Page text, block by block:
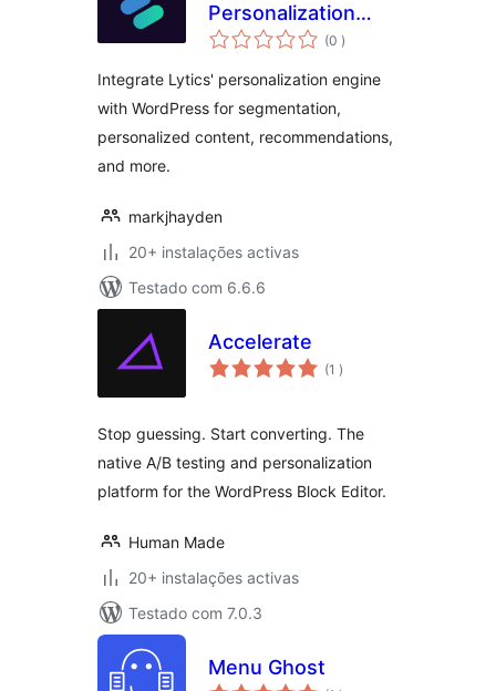
Personalization
Engine (Official)
(0 classificações
)
Integrate Lytics' personalization engine
with WordPress for segmentation,
personalized content, recommendations,
and more.
markjhayden
20+ instalações activas
Testado com 6.6.6
Accelerate
(1 classificações
)
Stop guessing. Start converting. The
native A/B testing and personalization
platform for the WordPress Block Editor.
Human Made
20+ instalações activas
Testado com 7.0.3
Menu Ghost
classificações